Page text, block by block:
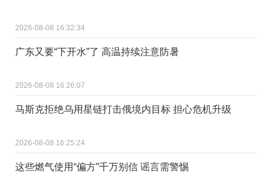
2026-08-08 16:32:34
广东又要“下开水”了 高温持续注意防暑
2026-08-08 16:26:07
马斯克拒绝乌用星链打击俄境内目标 担心危机升级
2026-08-08 16:25:24
这些燃气使用“偏方”千万别信 谣言需警惕